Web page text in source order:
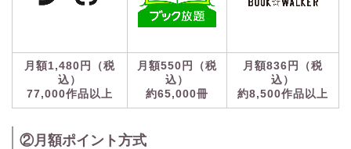
月額1,480円（税
込）
77,000作品以上
月額550円（税
込）
約65,000冊
月額836円（税
込）
約8,500作品以上
②月額ポイント方式